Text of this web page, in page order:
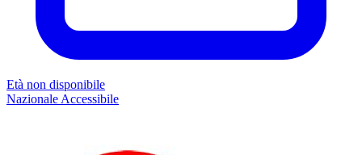
Età non disponibile
Nazionale Accessibile